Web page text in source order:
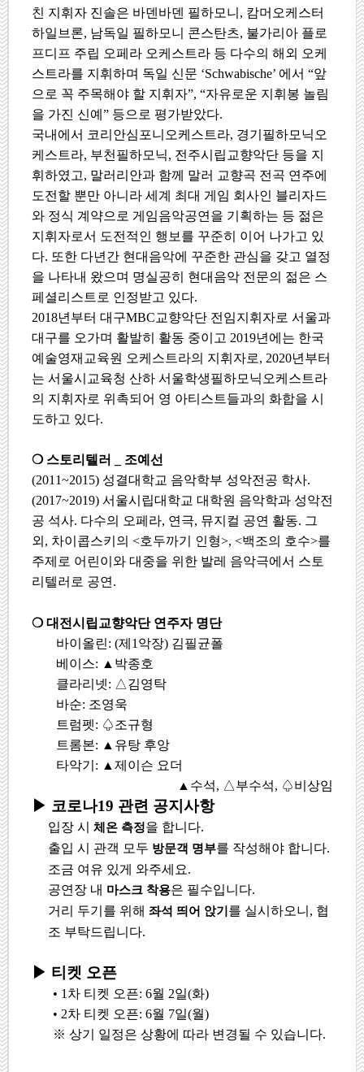
친 지휘자 진솔은 바덴바덴 필하모니 , 캄머오케스터
하일브론, 남독일 필하모니 콘스탄츠, 불가리아 플로
프디프 주립 오페라 오케스트라 등 다수의 해외 오케
스트라를 지휘하며 독일 신문 ‘Schwabische’ 에서 “앞
으로 꼭 주목해야 할 지휘자”, “자유로운 지휘봉 놀림
을 가진 신예 ” 등으로 평가받았다.
국내에서 코리안심포니오케스트라, 경기필하모닉오
케스트라, 부천필하모닉, 전주시립교향악단 등을 지
휘하였고, 말러리안과 함께 말러 교향곡 전곡 연주에
도전할 뿐만 아니라 세계 최대 게임 회사인 블리자드
와 정식 계약으로 게임음악공연을 기획하는 등 젊은
지휘자로서 도전적인 행보를 꾸준히 이어 나가고 있
다. 또한 다년간 현대음악에 꾸준한 관심을 갖고 열정
을 나타내 왔으며 명실공히 현대음악 전문의 젊은 스
페셜리스트로 인정받고 있다.
2018년부터 대구MBC교향악단 전임지휘자로 서울과
대구를 오가며 활발히 활동 중이고 2019년에는 한국
예술영재교육원 오케스트라의 지휘자로, 2020년부터
는 서울시교육청 산하 서울학생필하모닉오케스트라
의 지휘자로 위촉되어 영 아티스트들과의 화합을 시
도하고 있다.
❍ 스토리텔러
조예선
(2011~2015) 성결대학교 음악학부 성악전공 학사.
(2017~2019) 서울시립대학교 대학원 음악학과 성악전
공 석사. 다수의 오페라, 연극, 뮤지컬 공연 활동. 그
외 , 차이콥스키의 <호두까기 인형>, <백조의 호수>를
주제로 어린이와 대중을 위한 발레 음악극에서 스토
리텔러로 공연 .
❍대전시립교향악단 연주자 명단
바이올린: (제 1 악장) 김필균폴
베이스: ▲ 박종호
클라리넷: △김영탁
바순: 조영욱
트럼펫: ♤조규형
트롬본: ▲ 유탕 후앙
타악기 : ▲ 제이슨 요더
▲ 수석, △부수석, ♤비상임
▶ 코로나19 관련 공지사항
입장 시 체온 측정을 합니다.
출입 시 관객 모두 방문객 명부를 작성해야 합니다.
조금 여유 있게 와주세요.
공연장 내 마스크 착용은 필수입니다.
거리 두기를 위해 좌석 띄어 앉기 를 실시하오니 , 협
조 부탁드립니다.
▶ 티켓 오픈
• 1 차 티켓 오픈: 6월 2일(화)
• 2차 티켓 오픈: 6월 7일(월)
※상기 일정은 상황에 따라 변경될 수 있습니다.